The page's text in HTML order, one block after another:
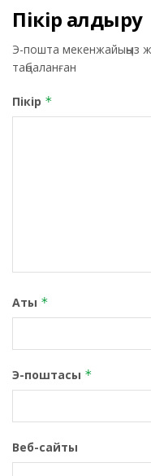
Пікір қалдыру
Э-пошта мекенжайыңыз
таңбаланған
Пікір *
Аты *
Э-поштасы *
Веб-сайты